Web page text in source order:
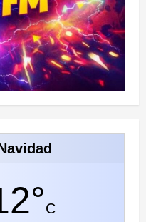
C